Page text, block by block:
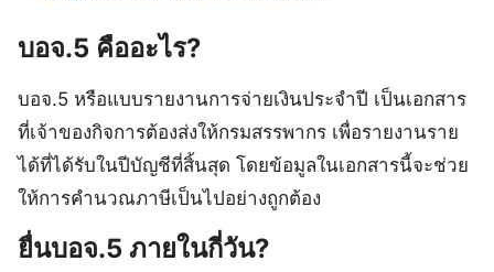
บอจ.5 คืออะไร?
บอจ.5 หรือแบบรายงานการจ่ายเงินประจำปี เป็นเอกสาร
ที่เจ้าของกิจการต้องส่งให้กรมสรรพากร เพื่อรายงานราย
ได้ที่ได้รับในปีบัญชีที่สิ้นสุด โดยข้อมูลในเอกสารนี้จะช่วย
ให้การคำนวณภาษีเป็นไปอย่างถูกต้อง
ยื่นบอจ.5 ภายในกี่วัน?